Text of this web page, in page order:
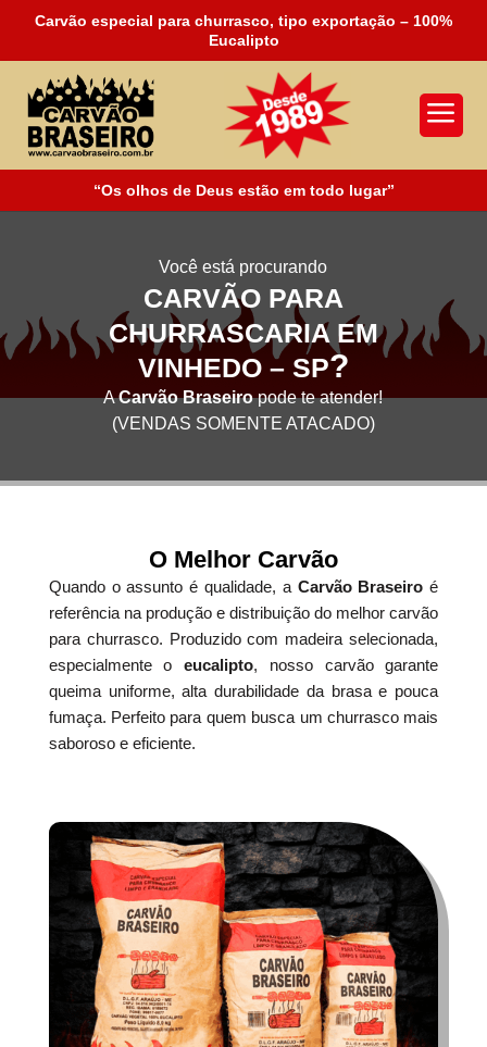
Carvão especial para churrasco, tipo exportação – 100%
Eucalipto
a
“Os olhos de Deus estão em todo lugar”
Você está procurando
CARVÃO PARA
CHURRASCARIA EM
VINHEDO – SP?
ACarvão Braseiropode te atender!
(VENDAS SOMENTE ATACADO)
O Melhor Carvão
Quando o assunto é qualidade, a Carvão Braseiro é
referência na produção e distribuição do melhor carvão
para churrasco. Produzido com madeira selecionada,
especialmente oeucalipto, nosso carvão garante
queima uniforme, alta durabilidade da brasa e pouca
fumaça. Perfeito para quem busca um churrasco mais
saboroso e eficiente.